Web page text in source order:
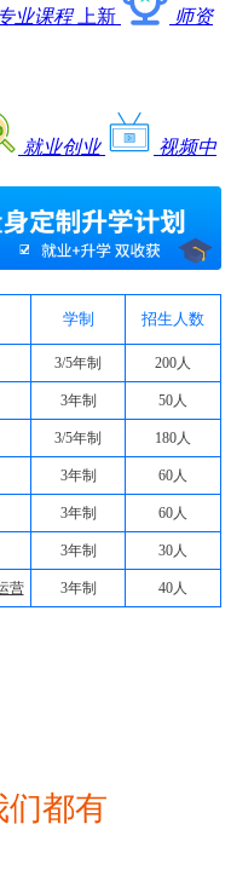
业课程 上新 师资
就业创业
视频中
学制 招生人数
3/5年制
3年制
3/5年制
200人
50人
180人
3年制
3年制
3年制
60人
60人
30人
营 3年制 40人
们都有